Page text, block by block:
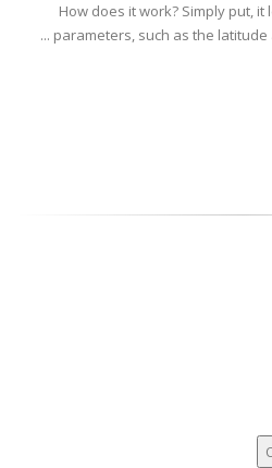
How does it work? Simply put,
parameters, such as the latitude